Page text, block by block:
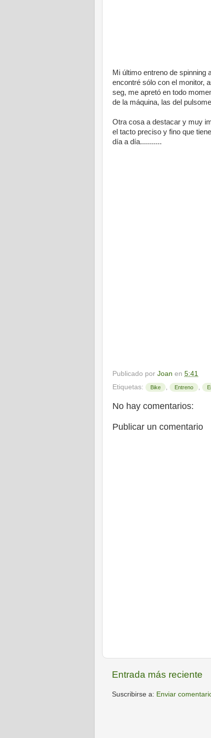
Mi último entreno de spinning
encontré sólo con el monitor,
seg, me apretó en todo
de la máquina, las del
Otra cosa a destacar y muy
el tacto preciso y fino que
día a día...........
Publicado por Joan en 5:41
Etiquetas:
Bike , Entreno ,
No hay comentarios:
Publicar un comentario
Entrada más reciente
Suscribirse a: Enviar